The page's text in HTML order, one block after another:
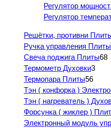
Регулятор
Регулятор
Решётки, противни
Ручка управления Плиты
Свеча поджига Плиты68
Термометр Духовки3
Термопара Плиты56
Тэн ( конфорка )
Тэн ( нагреватель )
Форсунка ( жиклер )
Электронный модуль